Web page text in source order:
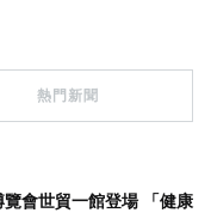
熱門新聞
會世貿一館登場 「健康